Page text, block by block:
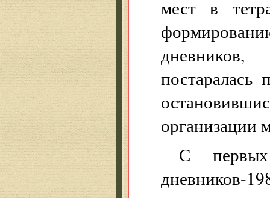
мест в
организации
С первых
дневников-